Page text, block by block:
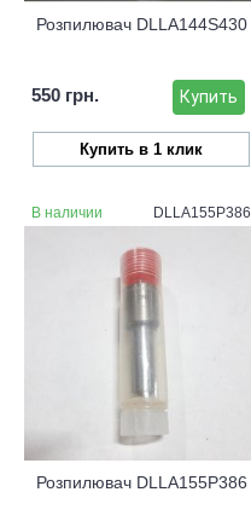
Розпилювач DLLA144S430
550 грн. Купить
Купить в 1 клик
В наличии DLLA155P386
Розпилювач DLLA155P386